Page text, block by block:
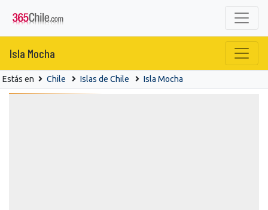
Isla Mocha
Estás en Chile Islas de Chile Isla Mocha